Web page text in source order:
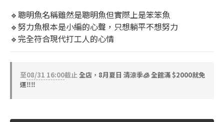
🔹聰明魚名稱雖然是聰明魚但實際上是笨笨魚
🔹努力魚根本是小編的心聲，只想躺平不想努力
🔹完全符合現代打工人的心情
至08/31 16:00截止全店，8月夏日 清涼季🧊 全館滿 $2000就免
運‼️‼️